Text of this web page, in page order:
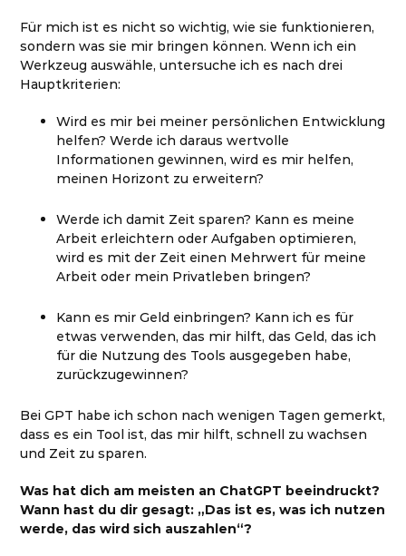
Für mich ist es nicht so wichtig, wie sie funktionieren,
sondern was sie mir bringen können. Wenn ich ein
Werkzeug auswähle, untersuche ich es nach drei
Hauptkriterien:
Wird es mir bei meiner persönlichen Entwicklung
helfen? Werde ich daraus wertvolle
Informationen gewinnen, wird es mir helfen,
meinen Horizont zu erweitern?
Werde ich damit Zeit sparen? Kann es meine
Arbeit erleichtern oder Aufgaben optimieren,
wird es mit der Zeit einen Mehrwert für meine
Arbeit oder mein Privatleben bringen?
Kann es mir Geld einbringen? Kann ich es für
etwas verwenden, das mir hilft, das Geld, das ich
für die Nutzung des Tools ausgegeben habe,
zurückzugewinnen?
Bei GPT habe ich schon nach wenigen Tagen gemerkt,
dass es ein Tool ist, das mir hilft, schnell zu wachsen
und Zeit zu sparen.
Was hat dich am meisten an ChatGPT beeindruckt?
Wann hast du dir gesagt: „Das ist es, was ich nutzen
werde, das wird sich auszahlen“?